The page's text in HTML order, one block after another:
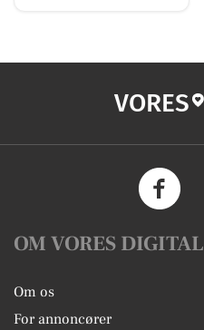
VORES
OM VORES DIGITAL
Om os
For annoncører